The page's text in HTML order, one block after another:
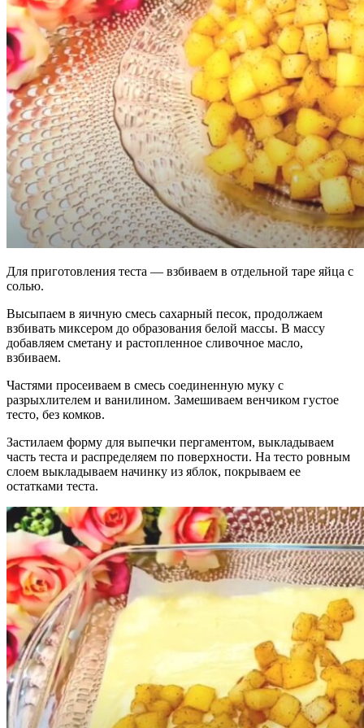
Для приготовления теста — взбиваем в отдельной таре яйца с
солью.
Высыпаем в яичную смесь сахарный песок, продолжаем
взбивать миксером до образования белой массы. В массу
добавляем сметану и растопленное сливочное масло,
взбиваем.
Частями просеиваем в смесь соединенную муку с
разрыхлителем и ванилином. Замешиваем венчиком густое
тесто, без комков.
Застилаем форму для выпечки пергаментом, выкладываем
часть теста и распределяем по поверхности. На тесто ровным
слоем выкладываем начинку из яблок, покрываем ее
остатками теста.